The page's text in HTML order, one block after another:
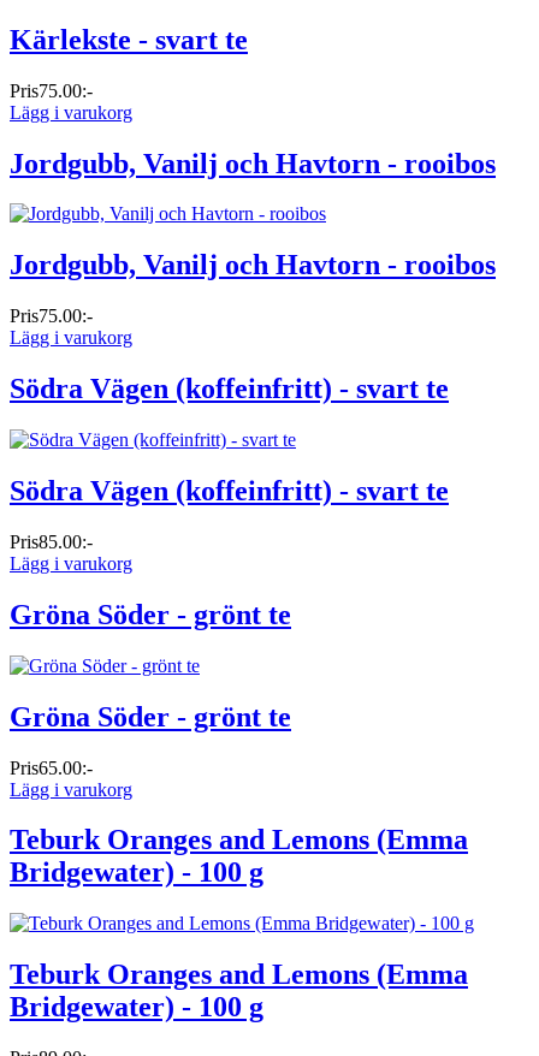
Kärlekste - svart te
Pris75.00:-
Lägg i varukorg
Jordgubb, Vanilj och Havtorn - rooibos
Jordgubb, Vanilj och Havtorn - rooibos
Pris75.00:-
Lägg i varukorg
Södra Vägen (koffeinfritt) - svart te
Södra Vägen (koffeinfritt) - svart te
Pris85.00:-
Lägg i varukorg
Gröna Söder - grönt te
Gröna Söder - grönt te
Pris65.00:-
Lägg i varukorg
Teburk Oranges and Lemons (Emma
Bridgewater) - 100 g
Teburk Oranges and Lemons (Emma
Bridgewater) - 100 g